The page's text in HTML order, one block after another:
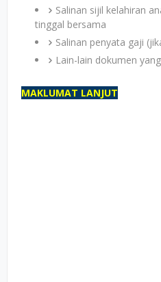
Salinan sijil kelahiran
tinggal bersama
Salinan penyata gaji
Lain-lain dokumen
MAKLUMAT LANJUT